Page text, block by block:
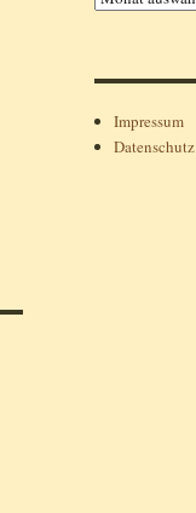
Impressum
Datenschutz